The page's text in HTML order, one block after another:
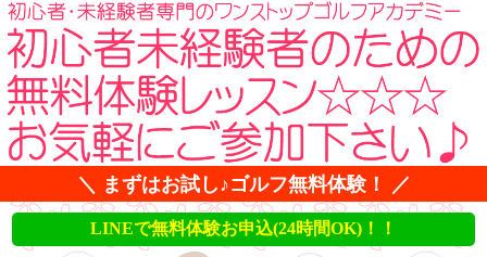
＼ まずはお試し♪ゴルフ無料体験！ ／
LINEで無料体験お申込(24時間OK)！！